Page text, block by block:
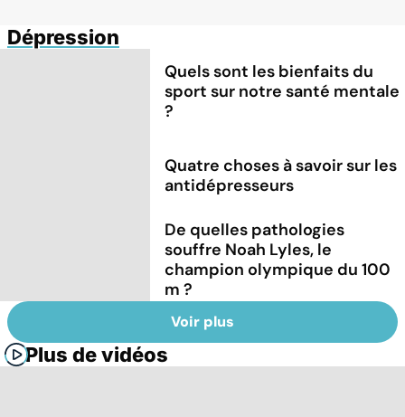
Dépression
Quels sont les bienfaits du
sport sur notre santé mentale
?
Quatre choses à savoir sur les
antidépresseurs
De quelles pathologies
souffre Noah Lyles, le
champion olympique du 100
m ?
Voir plus
Plus de vidéos